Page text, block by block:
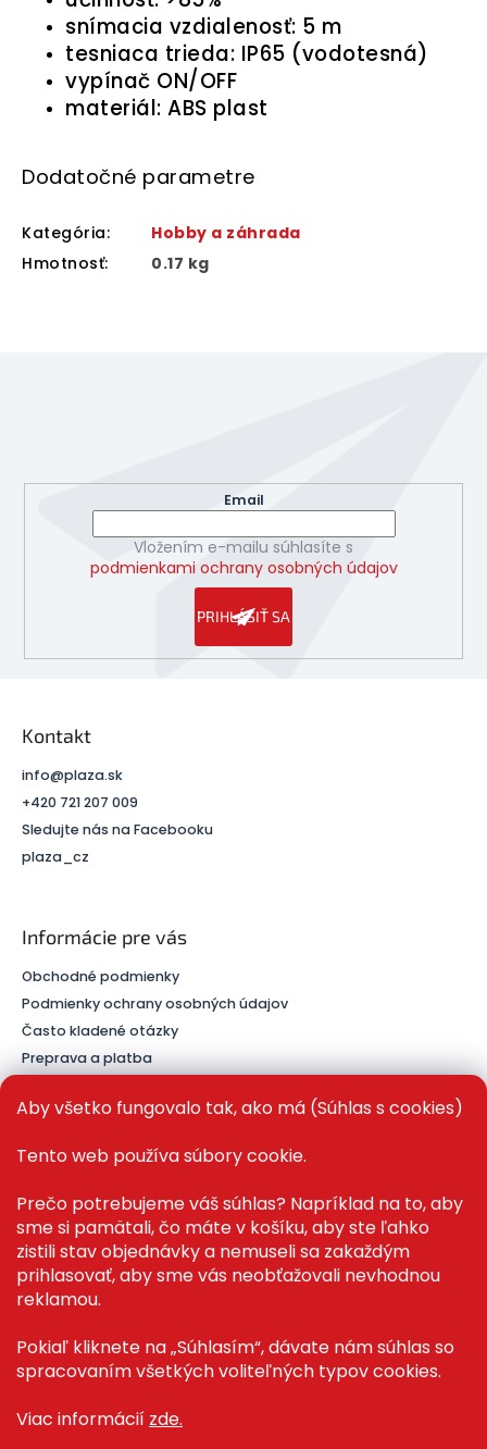
Aby všetko fungovalo tak, ako má (Súhlas s cookies)
Tento web používa súbory cookie.
Prečo potrebujeme váš súhlas? Napríklad na to, aby
sme si pamätali, čo máte v košíku, aby ste ľahko
zistili stav objednávky a nemuseli sa zakaždým
prihlasovať, aby sme vás neobťažovali nevhodnou
reklamou.
Pokiaľ kliknete na „Súhlasím“, dávate nám súhlas so
spracovaním všetkých voliteľných typov cookies.
Viac informácií zde.
snímacia vzdialenosť: 5 m
tesniaca trieda: IP65 (vodotesná)
vypínač ON/OFF
materiál: ABS plast
Dodatočné parametre
Kategória:
Hobby a záhrada
Hmotnosť: 0.17 kg
Email
Vložením e-mailu súhlasíte s
podmienkami ochrany osobných údajov
PRIHLÁSIŤ SA
Kontakt
info@plaza.sk
+420 721 207 009
Sledujte nás na Facebooku
plaza_cz
Informácie pre vás
Obchodné podmienky
Podmienky ochrany osobných údajov
Často kladené otázky
Preprava a platba
PRE ZÁKAZNÍKOV
Recenze ✅
Magazín PLAZA News™
Můj účet
Registrace
Přihlášení